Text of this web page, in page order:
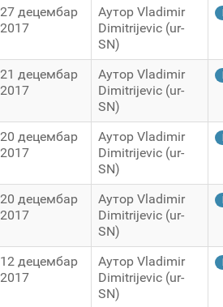
27 децембар
2017
Аутор Vladimir
Dimitrijevic (ur-
SN)
21 децембар
2017
Аутор Vladimir
Dimitrijevic (ur-
SN)
20 децембар
2017
Аутор Vladimir
Dimitrijevic (ur-
SN)
20 децембар
2017
Аутор Vladimir
Dimitrijevic (ur-
SN)
12 децембар
2017
Аутор Vladimir
Dimitrijevic (ur-
SN)